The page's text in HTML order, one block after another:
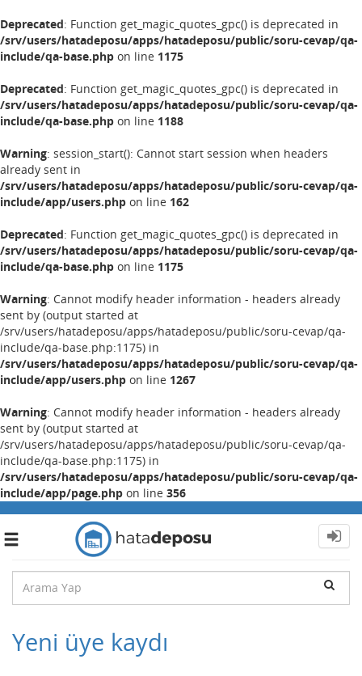
Deprecated: Function get_magic_quotes_gpc() is deprecated in
/srv/users/hatadeposu/apps/hatadeposu/public/soru-cevap/qa-
include/qa-base.php on line 1175
Deprecated: Function get_magic_quotes_gpc() is deprecated in
/srv/users/hatadeposu/apps/hatadeposu/public/soru-cevap/qa-
include/qa-base.php on line 1188
Warning: session_start(): Cannot start session when headers
already sent in
/srv/users/hatadeposu/apps/hatadeposu/public/soru-cevap/qa-
include/app/users.php on line 162
Deprecated: Function get_magic_quotes_gpc() is deprecated in
/srv/users/hatadeposu/apps/hatadeposu/public/soru-cevap/qa-
include/qa-base.php on line 1175
Warning: Cannot modify header information - headers already
sent by (output started at
/srv/users/hatadeposu/apps/hatadeposu/public/soru-cevap/qa-
include/qa-base.php:1175) in
/srv/users/hatadeposu/apps/hatadeposu/public/soru-cevap/qa-
include/app/users.php on line 1267
Warning: Cannot modify header information - headers already
sent by (output started at
/srv/users/hatadeposu/apps/hatadeposu/public/soru-cevap/qa-
include/qa-base.php:1175) in
/srv/users/hatadeposu/apps/hatadeposu/public/soru-cevap/qa-
include/app/page.php on line 356
Toggle
Yeni üye kaydı